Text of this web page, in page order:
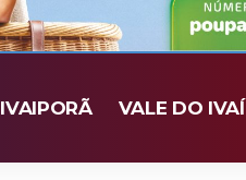
IVAIPORÃ VALE DO IVAÍ